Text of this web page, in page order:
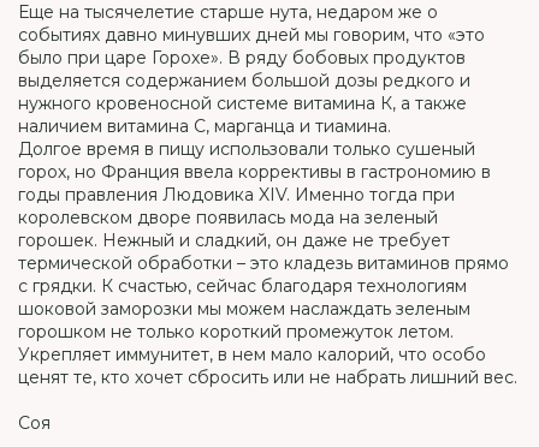
Еще на тысячелетие старше нута, недаром же о
событиях давно минувших дней мы говорим, что «это
было при царе Горохе». В ряду бобовых продуктов
выделяется содержанием большой дозы редкого и
нужного кровеносной системе витамина К, а также
наличием витамина С, марганца и тиамина.
Долгое время в пищу использовали только сушеный
горох, но Франция ввела коррективы в гастрономию в
годы правления Людовика XIV. Именно тогда при
королевском дворе появилась мода на зеленый
горошек. Нежный и сладкий, он даже не требует
термической обработки – это кладезь витаминов прямо
с грядки. К счастью, сейчас благодаря технологиям
шоковой заморозки мы можем наслаждать зеленым
горошком не только короткий промежуток летом.
Укрепляет иммунитет, в нем мало калорий, что особо
ценят те, кто хочет сбросить или не набрать лишний вес.
Соя